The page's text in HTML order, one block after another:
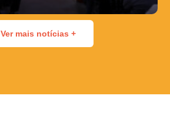
Ver mais notícias +